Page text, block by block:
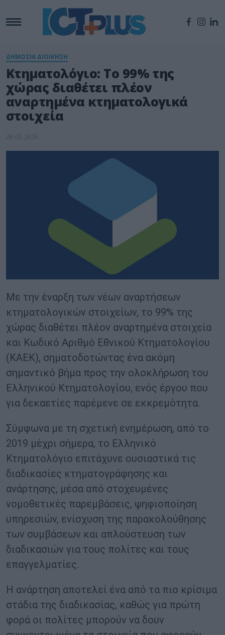
ΔΗΜΟΣΙΑ ΔΙΟΙΚΗΣΗ
Κτηματολόγιο: Το 99% της
χώρας διαθέτει πλέον
αναρτημένα κτηματολογικά
στοιχεία
26.05.2026
Με την έναρξη των νέων αναρτήσεων
κτηματολογικών στοιχείων, το 99% της
χώρας διαθέτει πλέον αναρτημένα στοιχεία
και Κωδικό Αριθμό Εθνικού Κτηματολογίου
(ΚΑΕΚ), σηματοδοτώντας ένα ακόμη
σημαντικό βήμα προς την ολοκλήρωση του
Ελληνικού Κτηματολογίου, ενός έργου που
για δεκαετίες παρέμενε σε εκκρεμότητα.
Σύμφωνα με τη σχετική ενημέρωση, από το
2019 μέχρι σήμερα, το Ελληνικό
Κτηματολόγιο επιτάχυνε ουσιαστικά τις
διαδικασίες κτηματογράφησης και
ανάρτησης, μέσα από στοχευμένες
νομοθετικές παρεμβάσεις, ψηφιοποίηση
υπηρεσιών, ενίσχυση της παρακολούθησης
των συμβάσεων και απλούστευση των
διαδικασιών για τους πολίτες και τους
επαγγελματίες.
Η ανάρτηση αποτελεί ένα από τα πιο κρίσιμα
στάδια της διαδικασίας, καθώς για πρώτη
φορά οι πολίτες μπορούν να δουν